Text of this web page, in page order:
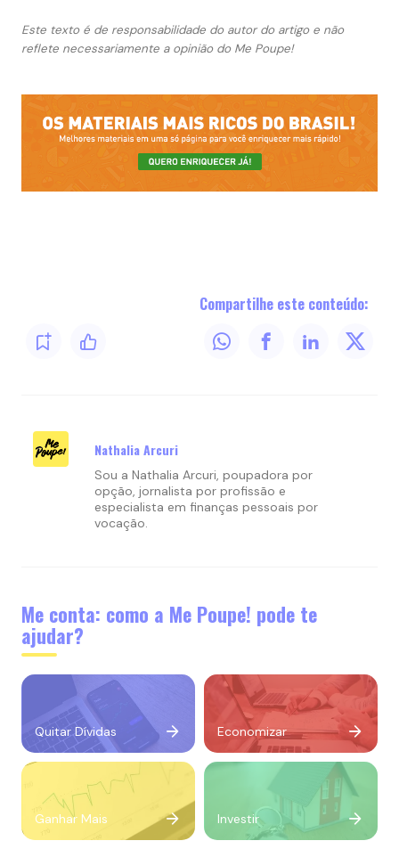
Este texto é de responsabilidade do autor do artigo e não
reflete necessariamente a opinião do Me Poupe!
Compartilhe este conteúdo:
Nathalia Arcuri
Sou a Nathalia Arcuri, poupadora por
opção, jornalista por profissão e
especialista em finanças pessoais por
vocação.
Me conta: como a Me Poupe! pode te
ajudar?
Quitar Dívidas Economizar
Ganhar Mais Investir